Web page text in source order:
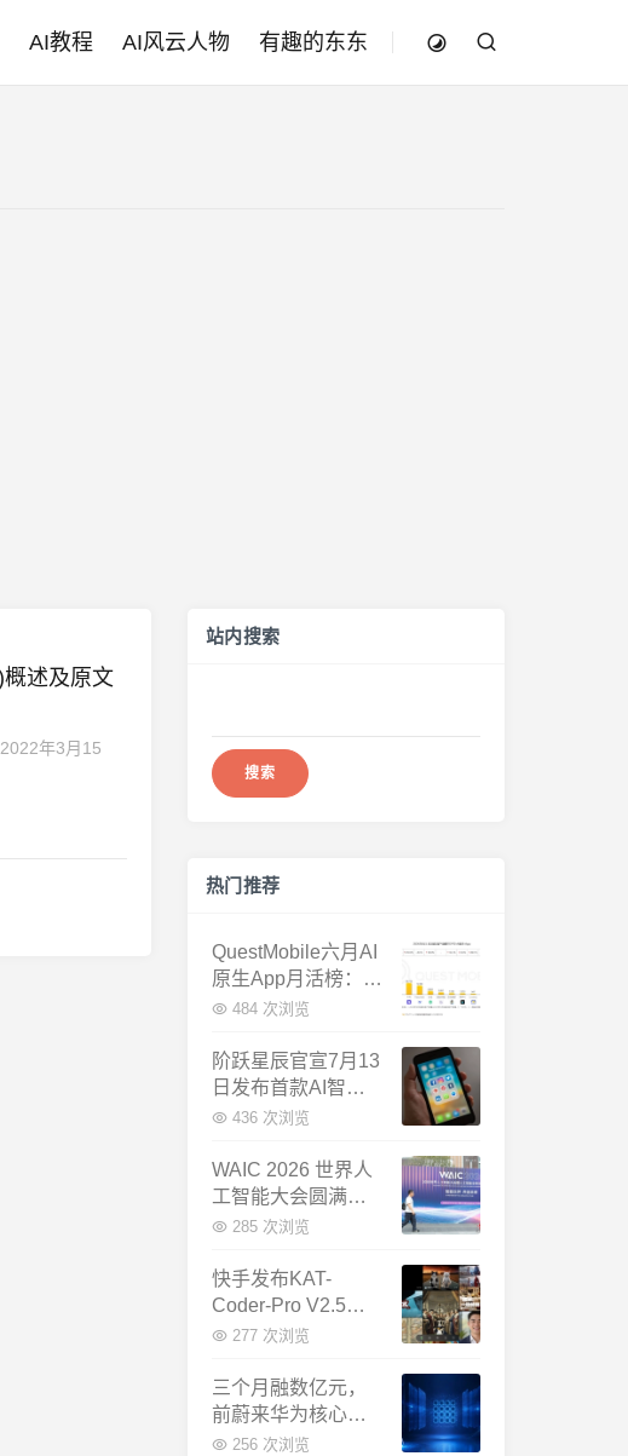
AI教程 AI风云人物 有趣的东东
述及原文
年3月15
站内搜索
热门推荐
QuestMobile六月AI
原生App月活榜：豆
包3.8亿断层第一，
倍
484 次浏览
阶跃星辰官宣7月13
日发布首款AI智能
体终端：大模型公
436 次浏览
WAIC 2026 世界人
工智能大会圆满闭
幕：多项重磅成果
球AI合作新中心
285 次浏览
快手发布KAT-
Coder-Pro V2.5：
首个能端到端跑通
编程模型
277 次浏览
三个月融数亿元，
前蔚来华为核心成
员联手创立日冕开
256 次浏览